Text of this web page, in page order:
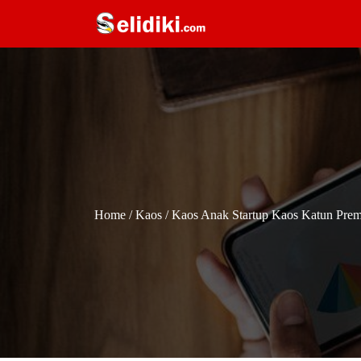
Home /Kaos / Kaos Anak Startup Kaos Katun